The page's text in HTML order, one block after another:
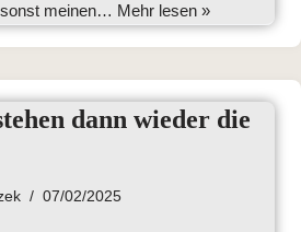
meinen… Mehr lesen »
dann wieder die
07/02/2025